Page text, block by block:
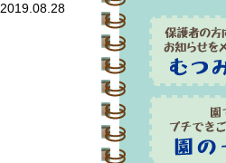
2019.08.28